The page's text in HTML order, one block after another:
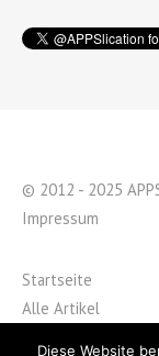
© 2012 - 2025
Impressum
Startseite
Alle Artikel
Diese Website